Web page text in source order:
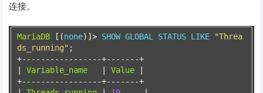
连接。
MariaDB [(none)]> SHOW GLOBAL STATUS LIKE
"Threa
ds_running" ;
+-----------------+-------+
Variable_name Value
+-----------------+-------+